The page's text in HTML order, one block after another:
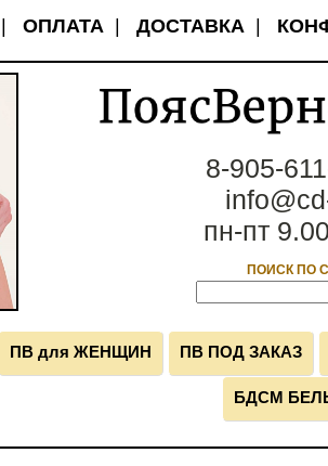
|ОПЛАТА |ДОСТАВКА |
8-905-
пн-пт
ПОИСК ПО
ПВ для ЖЕНЩИН ПВ ПОД ЗАКАЗ
БДСМ